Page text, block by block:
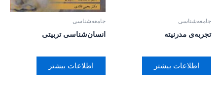
جامعه‌شناسی
تجربه‌ی مدرنیته
اطلاعات بیشتر
جامعه‌شناسی
انسان‌شناسی تربیتی
اطلاعات بیشتر